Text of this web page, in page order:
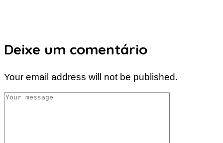
Deixe um comentário
Your email address will not be published.